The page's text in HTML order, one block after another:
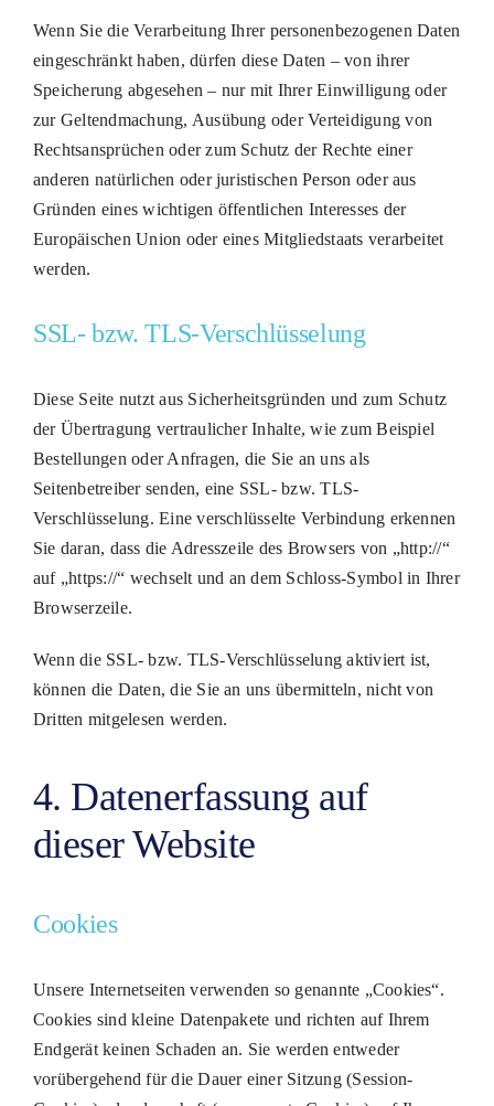
Wenn Sie die Verarbeitung Ihrer personenbezogenen Daten
eingeschränkt haben, dürfen diese Daten – von ihrer
Speicherung abgesehen – nur mit Ihrer Einwilligung oder
zur Geltendmachung, Ausübung oder Verteidigung von
Rechtsansprüchen oder zum Schutz der Rechte einer
anderen natürlichen oder juristischen Person oder aus
Gründen eines wichtigen öffentlichen Interesses der
Europäischen Union oder eines Mitgliedstaats verarbeitet
werden.
SSL- bzw. TLS-Verschlüsselung
Diese Seite nutzt aus Sicherheitsgründen und zum Schutz
der Übertragung vertraulicher Inhalte, wie zum Beispiel
Bestellungen oder Anfragen, die Sie an uns als
Seitenbetreiber senden, eine SSL- bzw. TLS-
Verschlüsselung. Eine verschlüsselte Verbindung erkennen
Sie daran, dass die Adresszeile des Browsers von „http://“
auf „https://“ wechselt und an dem Schloss-Symbol in Ihrer
Browserzeile.
Wenn die SSL- bzw. TLS-Verschlüsselung aktiviert ist,
können die Daten, die Sie an uns übermitteln, nicht von
Dritten mitgelesen werden.
4. Datenerfassung auf
dieser Website
Cookies
Unsere Internetseiten verwenden so genannte „Cookies“.
Cookies sind kleine Datenpakete und richten auf Ihrem
Endgerät keinen Schaden an. Sie werden entweder
vorübergehend für die Dauer einer Sitzung (Session-